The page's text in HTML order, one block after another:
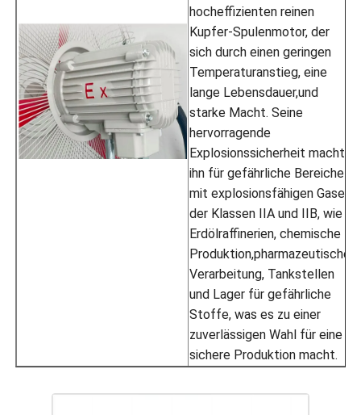
hocheffizienten reinen
Kupfer-Spulenmotor, der
sich durch einen geringen
Temperaturanstieg, eine
lange Lebensdauer,und
starke Macht. Seine
hervorragende
Explosionssicherheit macht
ihn für gefährliche Bereiche
mit explosionsfähigen Gasen
der Klassen IIA und IIB, wie
Erdölraffinerien, chemische
Produktion,pharmazeutische
Verarbeitung, Tankstellen
und Lager für gefährliche
Stoffe, was es zu einer
zuverlässigen Wahl für eine
sichere Produktion macht.